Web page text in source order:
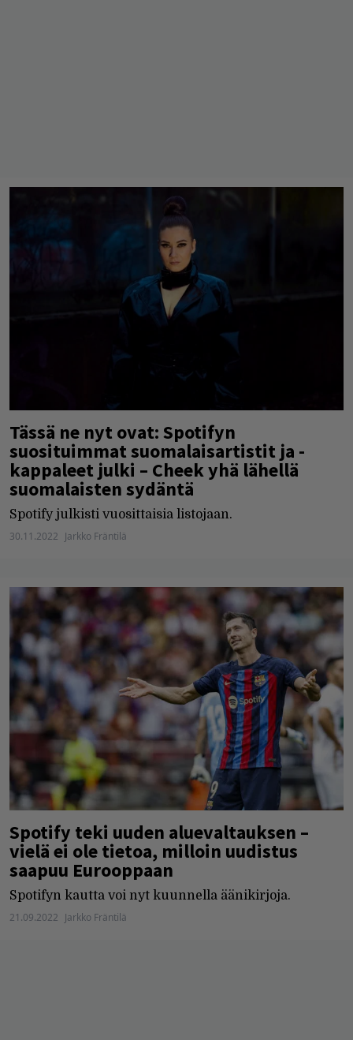
Tässä ne nyt ovat: Spotifyn
suosituimmat suomalaisartistit ja -
kappaleet julki – Cheek yhä lähellä
suomalaisten sydäntä
Spotify julkisti vuosittaisia listojaan.
30.11.2022 Jarkko Fräntilä
Spotify teki uuden aluevaltauksen –
vielä ei ole tietoa, milloin uudistus
saapuu Eurooppaan
Spotifyn kautta voi nyt kuunnella äänikirjoja.
21.09.2022 Jarkko Fräntilä